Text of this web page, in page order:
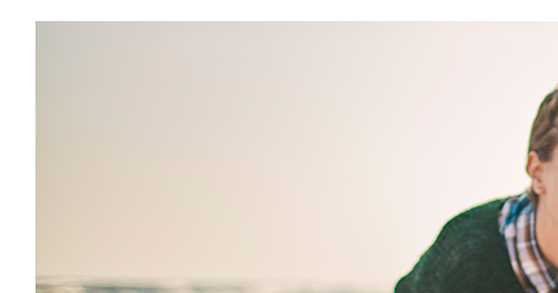
apotheek